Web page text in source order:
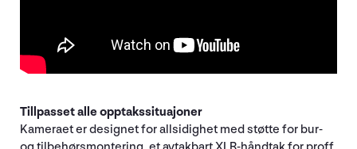
Tillpasset alle opptakssituajoner
Kameraet er designet for allsidighet med støtte for bur-